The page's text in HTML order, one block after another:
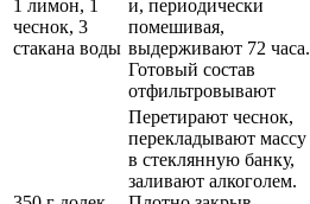
1 лимон, 1
чеснок, 3
стакана воды
и, периодически
помешивая,
выдерживают 72 часа.
Готовый состав
отфильтровывают
Перетирают чеснок,
перекладывают массу
в стеклянную банку,
заливают алкоголем.